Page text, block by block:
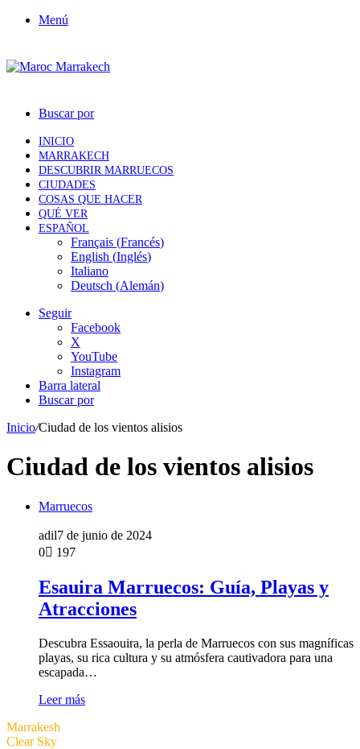
Menú
Buscar por
INICIO
MARRAKECH
DESCUBRIR MARRUECOS
CIUDADES
COSAS QUE HACER
QUÉ VER
ESPAÑOL
Français (Francés)
English (Inglés)
Italiano
Deutsch (Alemán)
Seguir
Facebook
X
YouTube
Instagram
Barra lateral
Buscar por
Inicio/Ciudad de los vientos alisios
Ciudad de los vientos alisios
Marruecos
adil7 de junio de 2024
0
197
Esauira Marruecos: Guía, Playas y
Atracciones
Descubra Essaouira, la perla de Marruecos con sus magníficas
playas, su rica cultura y su atmósfera cautivadora para una
escapada…
Leer más
Marrakesh
Clear Sky